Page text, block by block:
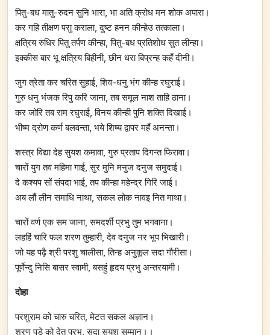
पितु-बध मातु-रुदन सुनि भारा, भा अति क्रोध मन शोक अपारा।
कर गहि तीक्षण पराु कराला, दुष्ट हनन कीन्हेउ तत्काला।
क्षत्रिय रुधिर पितु तर्पण कीन्हा, पितु-बध प्रतिशोध सुत लीन्हा।
इक्कीस बार भू क्षत्रिय बिहीनी, छीन धरा बिप्रन्ह कहँ दीनी।
जुग त्रेता कर चरित सुहाई, शिव-धनु भंग कीन्ह रघुराई।
गुरु धनु भंजक रिपु करि जाना, तब समूल नाश ताहि ठाना।
कर जोरि तब राम रघुराई, विनय कीन्ही पुनि शक्ति दिखाई।
भीष्म द्रोण कर्ण बलवन्ता, भये शिष्य द्वापर महँ अनन्ता।
शस्त्र विद्या देह सुयश कमावा, गुरु प्रताप दिगन्त फिरावा।
चारों युग तव महिमा गाई, सुर मुनि मनुज दनुज समुदाई।
दे कश्यप सों संपदा भाई, तप कीन्हा महेन्द्र गिरि जाई।
अब लौं लीन समाधि नाथा, सकल लोक नावइ नित माथा।
चारों वर्ण एक सम जाना, समदर्शी प्रभु तुम भगवाना।
लहहिं चारि फल शरण तुम्हारी, देव दनुज नर भूप भिखारी।
जो यह पढ़ै श्री परशु चालीसा, तिन्ह अनुकूल सदा गौरीसा।
पूर्णेन्दु निसि बासर स्वामी, बसहुं हृदय प्रभु अन्तरयामी।
दोहा
परशुराम को चारु चरित, मेटत सकल अज्ञान।
शरण पड़े को देत प्रभु, सदा सुयश सम्मान।।